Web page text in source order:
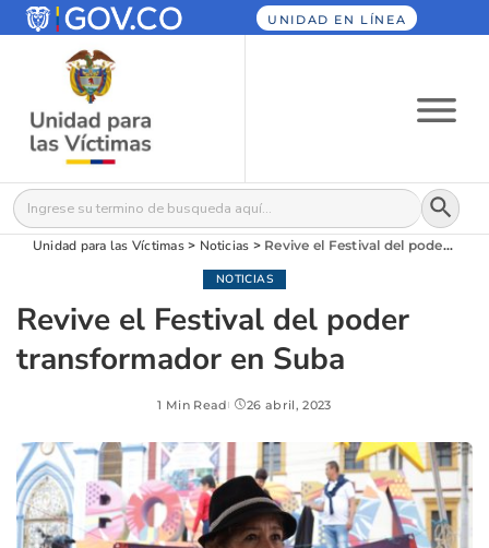
UNIDAD EN LÍNEA
Buscar: Botón
Unidad para las Víctimas> Noticias > Revive el Festival del poder transformador en Suba
NOTICIAS
Revive el Festival del poder
transformador en Suba
1 Min Read 26 abril, 2023